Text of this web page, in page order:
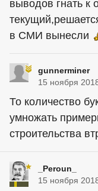
выводов гнать к
в СМИ вынесли
gunnerminer
15 ноября
То количество
умножать
строительства
_Peroun_
15 ноября